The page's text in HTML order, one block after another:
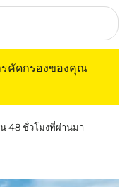
คัดกรองของคุณ
48 ชั่วโมงที่ผ่านมา